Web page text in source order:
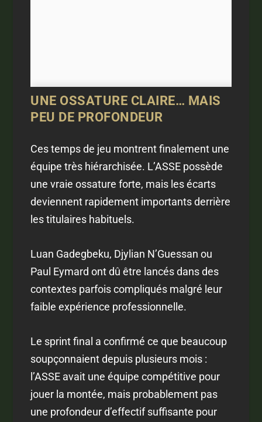
UNE OSSATURE CLAIRE… MAIS
PEU DE PROFONDEUR
Ces temps de jeu montrent finalement une
équipe très hiérarchisée. L’ASSE possède
une vraie ossature forte, mais les écarts
deviennent rapidement importants derrière
les titulaires habituels.
Luan Gadegbeku, Djylian N’Guessan ou
Paul Eymard ont dû être lancés dans des
contextes parfois compliqués malgré leur
faible expérience professionnelle.
Le sprint final a confirmé ce que beaucoup
soupçonnaient depuis plusieurs mois :
l’ASSE avait une équipe compétitive pour
jouer la montée, mais probablement pas
une profondeur d’effectif suffisante pour